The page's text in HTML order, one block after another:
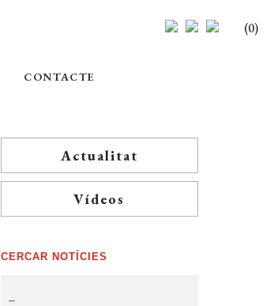
(0)
CONTACTE
Actualitat
Vídeos
CERCAR NOTÍCIES